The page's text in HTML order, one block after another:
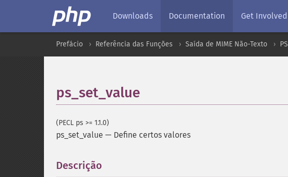
Downloads Documentation Get Involved
Prefácio Referência das Funções Saída de MIME Não-Texto PS
ps_set_value
(PECL ps >= 1.1.0)
ps_set_value — Define certos valores
Descrição